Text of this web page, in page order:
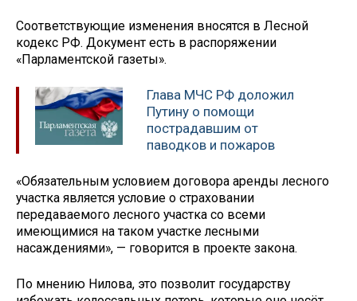
Соответствующие изменения вносятся в Лесной
кодекс РФ. Документ есть в распоряжении
«Парламентской газеты».
Глава МЧС РФ доложил
Путину о помощи
пострадавшим от
паводков и пожаров
«Обязательным условием договора аренды лесного
участка является условие о страховании
передаваемого лесного участка со всеми
имеющимися на таком участке лесными
насаждениями», — говорится в проекте закона.
По мнению Нилова, это позволит государству